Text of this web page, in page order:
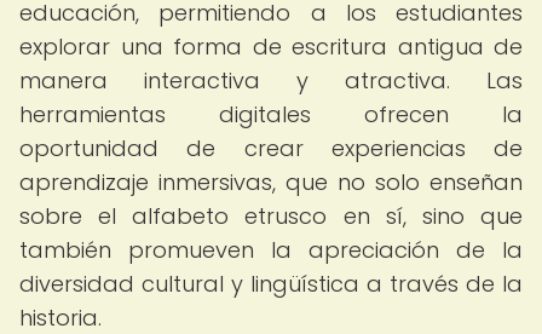
educación, permitiendo a los estudiantes
explorar una forma de escritura antigua de
manera interactiva y atractiva. Las
herramientas digitales ofrecen la
oportunidad de crear experiencias de
aprendizaje inmersivas, que no solo enseñan
sobre el alfabeto etrusco en sí, sino que
también promueven la apreciación de la
diversidad cultural y lingüística a través de la
historia.